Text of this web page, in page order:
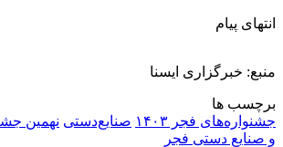
انتهای پیام
منبع: خبرگزاری ایسنا
برچسب ها
جشنواره‌های فجر ۱۴۰۳
صنایع‌دستی نهمین
و صنایع دستی فجر